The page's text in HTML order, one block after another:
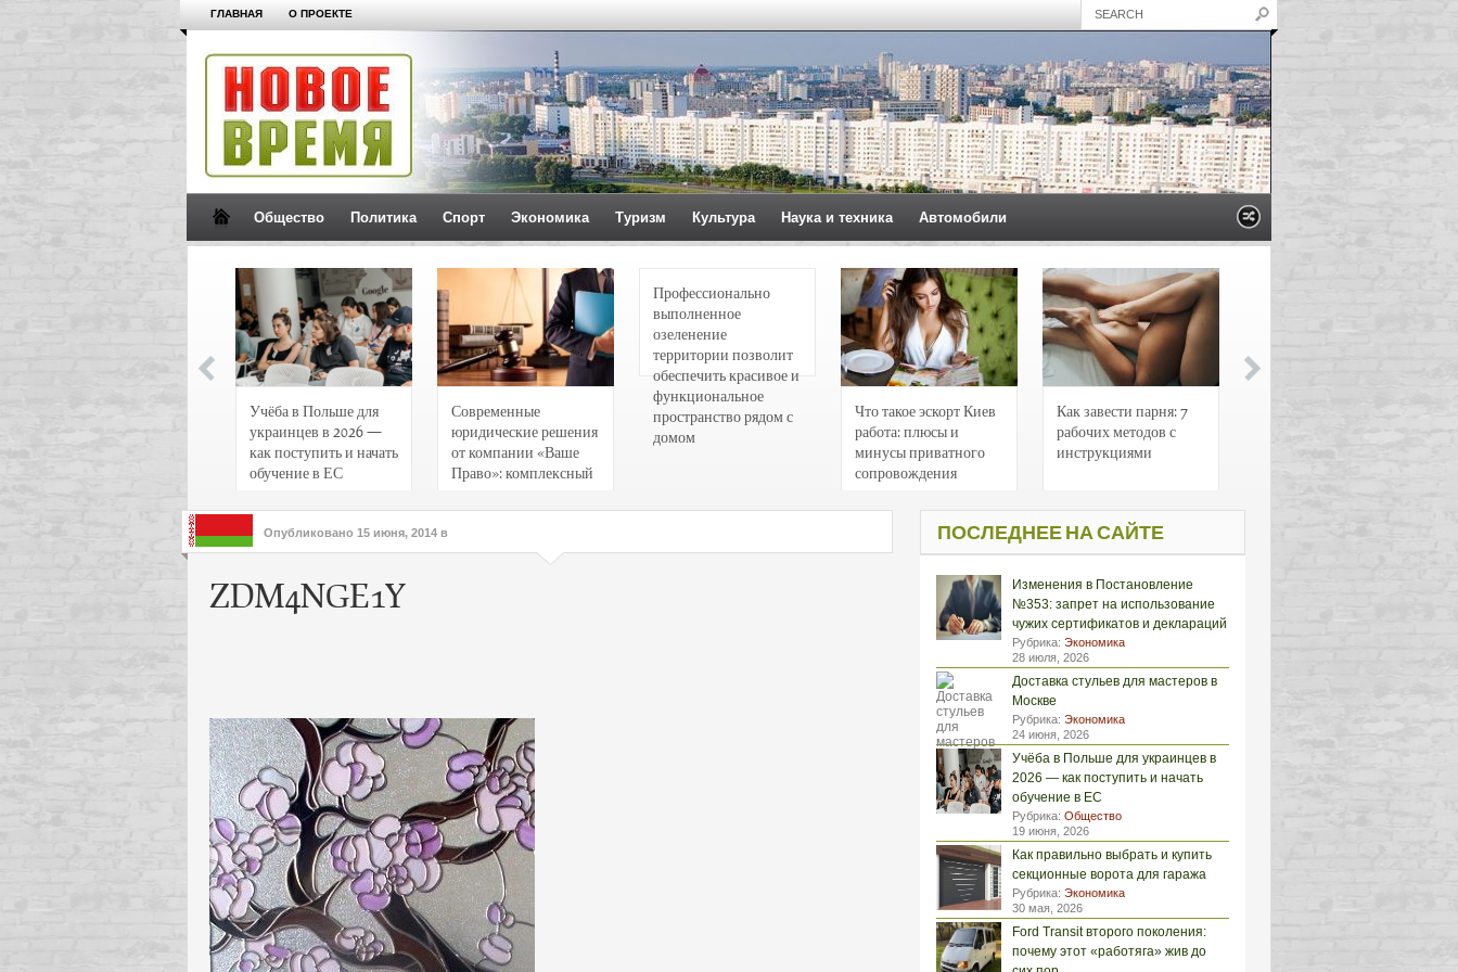
ГЛАВНАЯ О ПРОЕКТЕ
Общество Политика Спорт Экономика Туризм Культура Наука и техника Автомобили
Учёба в Польше для
украинцев в 2026 —
как поступить и начать
обучение в ЕС
Современные
юридические решения
от компании «Ваше
Право»: комплексный
интересов клиентов
Профессионально
выполненное
озеленение
территории позволит
обеспечить красивое и
функциональное
пространство рядом с
домом
Что такое эскорт Киев
работа: плюсы и
минусы приватного
сопровождения
Как завести парня: 7
рабочих методов с
инструкциями
Опубликовано 15 июня, 2014 в
ZDM4NGE1Y
ПОСЛЕДНЕЕ НА САЙТЕ
Изменения в Постановление
№353: запрет на использование
чужих сертификатов и деклараций
Рубрика: Экономика
28 июля, 2026
Доставка стульев для мастеров в
Москве
Рубрика: Экономика
24 июня, 2026
Учёба в Польше для украинцев в
2026 — как поступить и начать
обучение в ЕС
Рубрика: Общество
19 июня, 2026
Как правильно выбрать и купить
секционные ворота для гаража
Рубрика: Экономика
30 мая, 2026
Ford Transit второго поколения:
почему этот «работяга» жив до